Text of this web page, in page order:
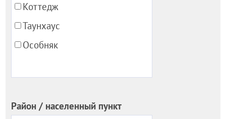
Коттедж
Таунхаус
Особняк
Район / населенный пункт